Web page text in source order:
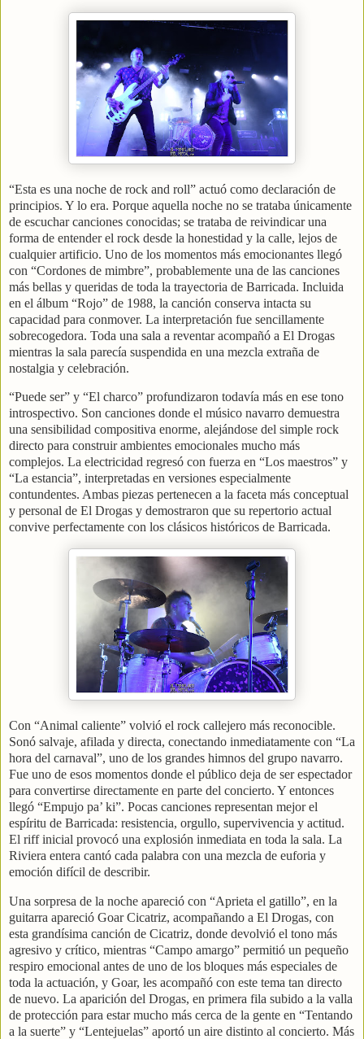
“Esta es una noche de rock and roll” actuó como declaración de
principios. Y lo era. Porque aquella noche no se trataba únicamente
de escuchar canciones conocidas; se trataba de reivindicar una
forma de entender el rock desde la honestidad y la calle, lejos de
cualquier artificio. Uno de los momentos más emocionantes llegó
con “Cordones de mimbre”, probablemente una de las canciones
más bellas y queridas de toda la trayectoria de Barricada. Incluida
en el álbum “Rojo” de 1988, la canción conserva intacta su
capacidad para conmover. La interpretación fue sencillamente
sobrecogedora. Toda una sala a reventar acompañó a El Drogas
mientras la sala parecía suspendida en una mezcla extraña de
nostalgia y celebración.
“Puede ser” y “El charco” profundizaron todavía más en ese tono
introspectivo. Son canciones donde el músico navarro demuestra
una sensibilidad compositiva enorme, alejándose del simple rock
directo para construir ambientes emocionales mucho más
complejos. La electricidad regresó con fuerza en “Los maestros” y
“La estancia”, interpretadas en versiones especialmente
contundentes. Ambas piezas pertenecen a la faceta más conceptual
y personal de El Drogas y demostraron que su repertorio actual
convive perfectamente con los clásicos históricos de Barricada.
Con “Animal caliente” volvió el rock callejero más reconocible.
Sonó salvaje, afilada y directa, conectando inmediatamente con “La
hora del carnaval”, uno de los grandes himnos del grupo navarro.
Fue uno de esos momentos donde el público deja de ser espectador
para convertirse directamente en parte del concierto. Y entonces
llegó “Empujo pa’ ki”. Pocas canciones representan mejor el
espíritu de Barricada: resistencia, orgullo, supervivencia y actitud.
El riff inicial provocó una explosión inmediata en toda la sala. La
Riviera entera cantó cada palabra con una mezcla de euforia y
emoción difícil de describir.
Una sorpresa de la noche apareció con “Aprieta el gatillo”, en la
guitarra apareció Goar Cicatriz, acompañando a El Drogas, con
esta grandísima canción de Cicatriz, donde devolvió el tono más
agresivo y crítico, mientras “Campo amargo” permitió un pequeño
respiro emocional antes de uno de los bloques más especiales de
toda la actuación, y Goar, les acompañó con este tema tan directo
de nuevo. La aparición del Drogas, en primera fila subido a la valla
de protección para estar mucho más cerca de la gente en “Tentando
a la suerte” y “Lentejuelas” aportó un aire distinto al concierto. Más